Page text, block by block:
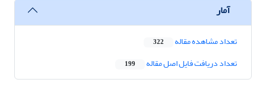
آمار
تعداد مشاهده مقاله 322
تعداد دریافت فایل اصل مقاله 199